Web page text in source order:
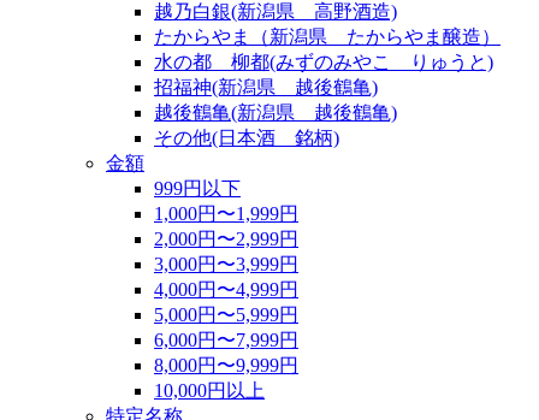
越乃白銀(新潟県 高野酒造)
たからやま（新潟県 たからやま醸造）
水の都 柳都(みずのみやこ りゅうと)
招福神(新潟県 越後鶴亀)
越後鶴亀(新潟県 越後鶴亀)
その他(日本酒 銘柄)
金額
999円以下
1,000円〜1,999円
2,000円〜2,999円
3,000円〜3,999円
4,000円〜4,999円
5,000円〜5,999円
6,000円〜7,999円
8,000円〜9,999円
10,000円以上
特定名称